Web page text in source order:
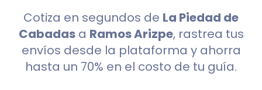
Cotiza en segundos de La Piedad de
Cabadasa Ramos Arizpe, rastrea tus
envíos desde la plataforma y ahorra
hasta un 70% en el costo de tu guía.